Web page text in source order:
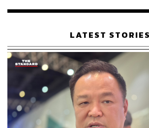
เรือนไทยที่ถูกซุกไว้
LATEST STORIES